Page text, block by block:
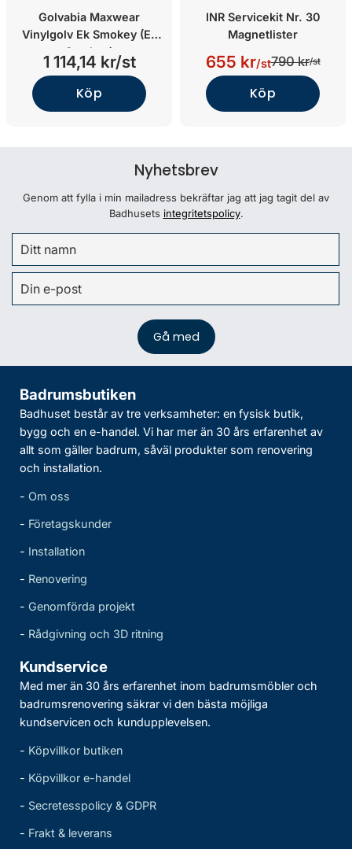
Golvabia Maxwear
Vinylgolv Ek Smokey (Ek
Smokey)
1 114,14 kr/st
Köp
INR Servicekit Nr. 30
Magnetlister
655 kr/st790 kr/st
Köp
Nyhetsbrev
Genom att fylla i min mailadress bekräftar jag att jag tagit del av
Badhusets integritetspolicy.
Badrumsbutiken
Badhuset består av tre verksamheter: en fysisk butik,
bygg och en e-handel. Vi har mer än 30 års erfarenhet av
allt som gäller badrum, såväl produkter som renovering
och installation.
- Om oss
- Företagskunder
- Installation
- Renovering
- Genomförda projekt
- Rådgivning och 3D ritning
Kundservice
Med mer än 30 års erfarenhet inom badrumsmöbler och
badrumsrenovering säkrar vi den bästa möjliga
kundservicen och kundupplevelsen.
- Köpvillkor butiken
- Köpvillkor e-handel
- Secretesspolicy & GDPR
- Frakt & leverans